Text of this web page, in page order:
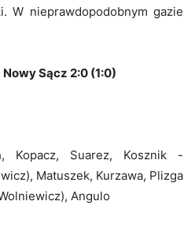
W nieprawdopodobnym gazie
Sącz 2:0 (1:0)
Kopacz, Suarez, Kosznik -
Matuszek, Kurzawa, Plizga
Angulo